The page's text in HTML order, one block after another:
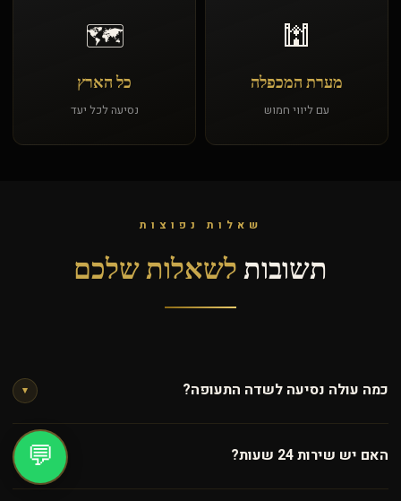
🕍
מערת המכפלה
עם ליווי חמוש
🗺️
כל הארץ
נסיעה לכל יעד
שאלות נפוצות
תשובות לשאלות שלכם
כמה עולה נסיעה לשדה התעופה? ▾
המחיר תלוי ביעד, מספר הנוסעים וסוג הרכב. צרו קשר בוואטסאפ
לקבלת מחיר מדויק ומיידי.
האם יש שירות 24 שעות? 💬